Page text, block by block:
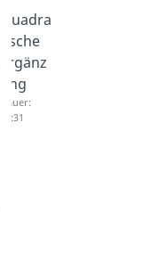
Quadra
tische
Ergänz
ung
Dauer:
04:31